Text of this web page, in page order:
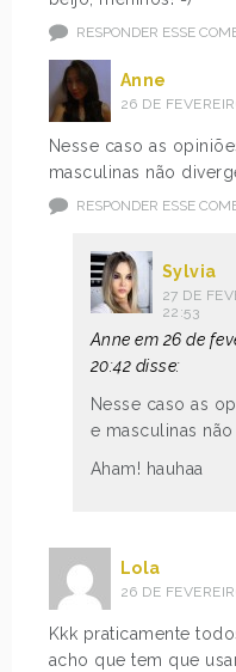
RESPONDER ESSE
Anne
26 DE
Nesse caso as
masculinas não
RESPONDER ESSE
Sylvia
27 DE
22:53
Anne em 26 de
20:42 disse:
Nesse caso as
e masculinas
Aham! hauhaa
Lola
26 DE
Kkk praticamente
acho que tem que